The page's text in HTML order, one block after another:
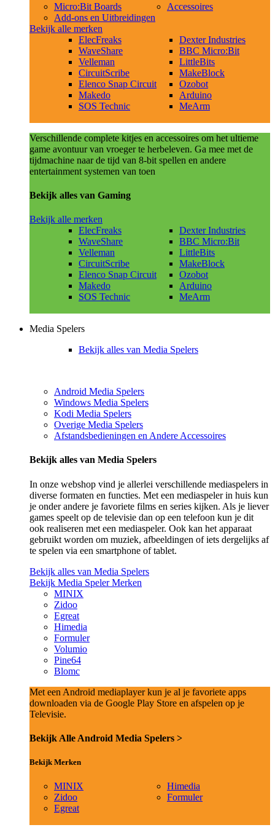
Micro:Bit Boards
Add-ons en Uitbreidingen
Accessoires
Bekijk alle merken
ElecFreaks
WaveShare
Velleman
CircuitScribe
Elenco Snap Circuit
Makedo
SOS Technic
Dexter Industries
BBC Micro:Bit
LittleBits
MakeBlock
Ozobot
Arduino
MeArm
Verschillende complete kitjes en accessoires om het ultieme
game avontuur van vroeger te herbeleven. Ga mee met de
tijdmachine naar de tijd van 8-bit spellen en andere
entertainment systemen van toen
Bekijk alles van Gaming
Bekijk alle merken
ElecFreaks
WaveShare
Velleman
CircuitScribe
Elenco Snap Circuit
Makedo
SOS Technic
Dexter Industries
BBC Micro:Bit
LittleBits
MakeBlock
Ozobot
Arduino
MeArm
Media Spelers
Bekijk alles van Media Spelers
Android Media Spelers
Windows Media Spelers
Kodi Media Spelers
Overige Media Spelers
Afstandsbedieningen en Andere Accessoires
Bekijk alles van Media Spelers
In onze webshop vind je allerlei verschillende mediaspelers in
diverse formaten en functies. Met een mediaspeler in huis kun
je onder andere je favoriete films en series kijken. Als je liever
games speelt op de televisie dan op een telefoon kun je dit
ook realiseren met een mediaspeler. Ook kan het apparaat
gebruikt worden om muziek, afbeeldingen of iets dergelijks af
te spelen via een smartphone of tablet.
Bekijk alles van Media Spelers
Bekijk Media Speler Merken
MINIX
Zidoo
Egreat
Himedia
Formuler
Volumio
Pine64
Blomc
Met een Android mediaplayer kun je al je favoriete apps
downloaden via de Google Play Store en afspelen op je
Televisie.
Bekijk Alle Android Media Spelers >
Bekijk Merken
MINIX
Zidoo
Egreat
Himedia
Formuler